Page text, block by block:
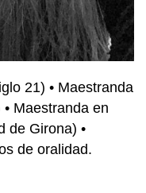
21) • Maestranda
Maestranda en
de Girona) •
de oralidad.